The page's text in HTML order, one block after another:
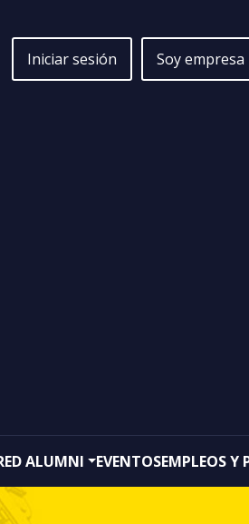
Iniciar sesión Soy empresa
ALUMNI EVENTOSEMPLEOS Y